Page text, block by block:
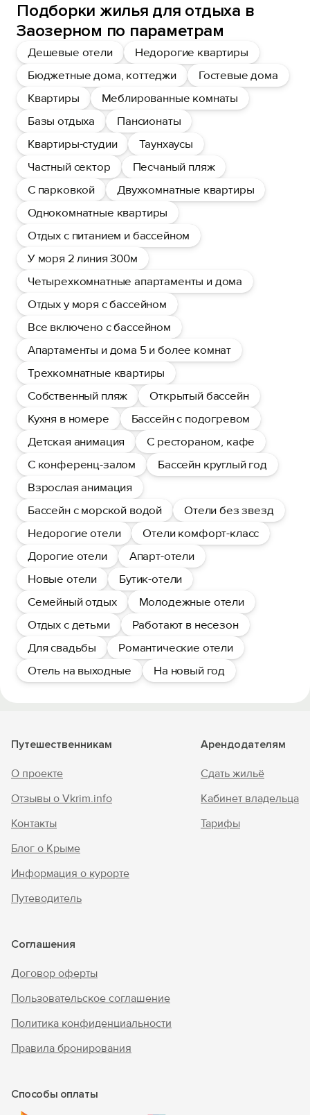
Подборки жилья для отдыха в
Заозерном по параметрам
Дешевые отели
Недорогие квартиры
Бюджетные дома, коттеджи
Гостевые дома
Квартиры
Меблированные комнаты
Базы отдыха
Пансионаты
Квартиры-студии
Таунхаусы
Частный сектор
Песчаный пляж
С парковкой
Двухкомнатные квартиры
Однокомнатные квартиры
Отдых с питанием и бассейном
У моря 2 линия 300м
Четырехкомнатные апартаменты и дома
Отдых у моря с бассейном
Все включено с бассейном
Апартаменты и дома 5 и более комнат
Трехкомнатные квартиры
Собственный пляж
Открытый бассейн
Кухня в номере
Бассейн с подогревом
Детская анимация
С рестораном, кафе
С конференц-залом
Бассейн круглый год
Взрослая анимация
Бассейн с морской водой
Отели без звезд
Недорогие отели
Отели комфорт-класс
Дорогие отели
Апарт-отели
Новые отели
Бутик-отели
Семейный отдых
Молодежные отели
Отдых с детьми
Работают в несезон
Для свадьбы
Романтические отели
Отель на выходные
На новый год
Путешественникам
О проекте
Отзывы о Vkrim.info
Контакты
Блог о Крыме
Информация о курорте
Путеводитель
Арендодателям
Сдать жильё
Кабинет владельца
Тарифы
Соглашения
Договор оферты
Пользовательское соглашение
Политика конфиденциальности
Правила бронирования
Способы оплаты